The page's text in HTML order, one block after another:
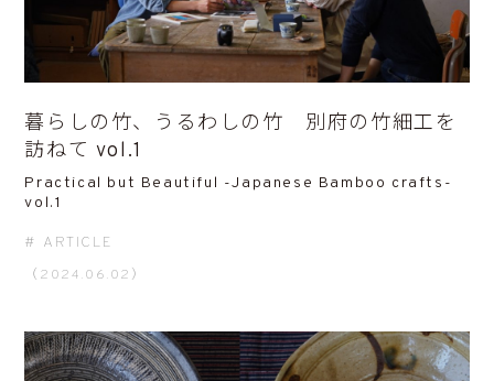
暮らしの竹、うるわしの竹 別府の竹細工を
訪ねて vol.1
Practical but Beautiful -Japanese Bamboo crafts-
vol.1
ARTICLE
（2024.06.02）